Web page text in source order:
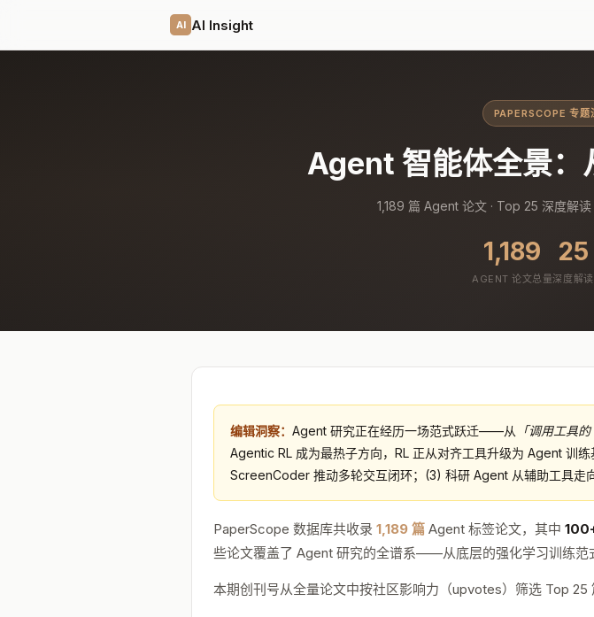
AI AI Insight
PAPERSCOPE 专
Agent 智能体全景：
1,189 篇 Agent 论文 · Top 25 深度解
1,189
AGENT 论文总量
25
深度解读
编辑洞察： Agent 研究正在经历一场范式跃迁——从 「调用工具的
Agentic RL 成为最热子方向，RL 正从对齐工具升级为 Agent 训
ScreenCoder 推动多轮交互闭环；(3) 科研 Agent 从辅助工具
PaperScope 数据库共收录 1,189 篇 Agent 标签论文，其中
些论文覆盖了 Agent 研究的全谱系——从底层的强化学习训练范
本期创刊号从全量论文中按社区影响力（upvotes）筛选 Top 25